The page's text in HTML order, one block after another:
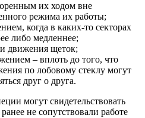
их ходом вне
режима их работы;
когда в каких-то секторах
либо медленнее;
движения щеток;
– вплоть до того, что
по лобовому стеклу могут
друг о друга.
могут свидетельствовать
не сопутствовали работе